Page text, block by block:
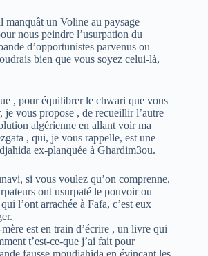
manquât un Voline au paysage
nous peindre l’usurpation du
d’opportunistes parvenus ou
bien que vous soyez celui-là,
, pour équilibrer le chwari que vous
je vous propose , de recueillir l’autre
algérienne en allant voir ma
, qui, je vous rappelle, est une
ex-planquée à Ghardim3ou.
si vous voulez qu’on comprenne,
ont usurpaté le pouvoir ou
l’ont arrachée à Fafa, c’est eux
est en train d’écrire , un livre qui
t’est-ce-que j’ai fait pour
fausse moudjahida en évinçant les